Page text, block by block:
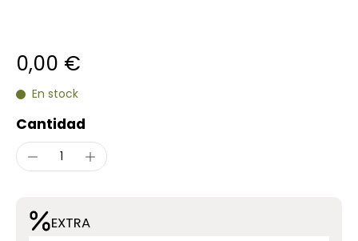
0,00 €
En stock
Cantidad
EXTRA